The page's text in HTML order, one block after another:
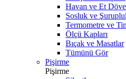
Havan ve Et
Sosluk ve
Termometre ve
Ölçü Kapları
Bıçak ve Masatlar
Tümünü Gör
Pişirme
Pişirme